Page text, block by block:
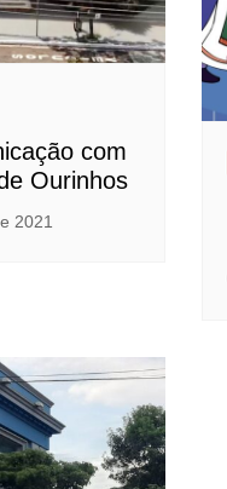
com
Ourinhos
2021